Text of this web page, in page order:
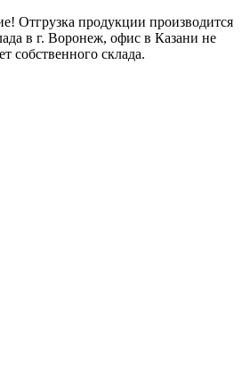
Отгрузка продукции производится
в г. Воронеж, офис в Казани не
собственного склада.